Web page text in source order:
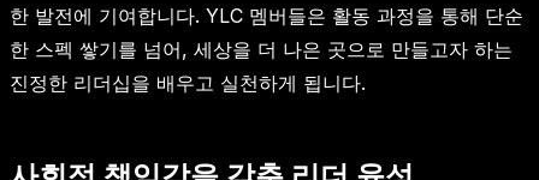
한 발전에 기여합니다. YLC 멤버들은 활동 과정을 통해 단순
한 스펙 쌓기를 넘어, 세상을 더 나은 곳으로 만들고자 하는
진정한 리더십을 배우고 실천하게 됩니다.